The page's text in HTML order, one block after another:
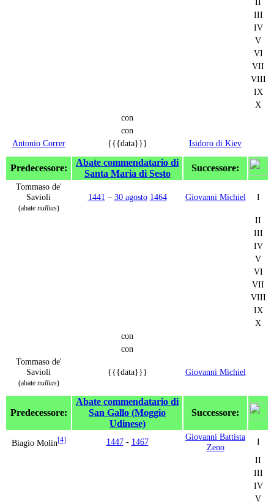
III
IV
V
VI
VII
VIII
IX
X
con
con
Antonio Correr
{{{data}}} Isidoro di Kiev
Predecessore:
Abate commendatario di
Santa Maria di Sesto
Successore:
Tommaso de'
Savioli
(abate nullius)
1441 – 30 agosto 1464 Giovanni Michiel I
II
III
IV
V
VI
VII
VIII
IX
X
con
con
Tommaso de'
Savioli
(abate nullius)
{{{data}}} Giovanni Michiel
Predecessore:
Abate commendatario di
San Gallo (Moggio
Udinese)
Successore:
Biagio Molin[4] 1447- 1467
Giovanni Battista
Zeno
I
II
III
IV
V